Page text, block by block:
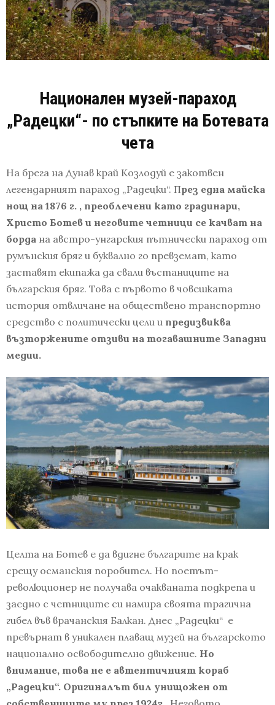
Национален музей-параход
„Радецки“- по стъпките на Ботевата
чета
На брега на Дунав край Козлодуй е закотвен
легендарният параход „Радецки“. През една майска
нощ на 1876 г. , преоблечени като градинари,
Христо Ботев и неговите четници се качват на
борда на австро-унгарския пътнически параход от
румънския бряг и буквално го превземат, като
заставят екипажа да свали въстаниците на
българския бряг. Това е първото в човешката
история отвличане на обществено транспортно
средство с политически цели и предизвиква
възторжените отзиви на тогавашните Западни
медии.
Целта на Ботев е да вдигне българите на крак
срещу османския поробител. Но поетът-
революционер не получава очакваната подкрепа и
заедно с четниците си намира своята трагична
гибел във врачанския Балкан. Днес „Радецки“ е
превърнат в уникален плаващ музей на българското
национално освободително движение. Но
внимание, това не е автентичният кораб
„Радецки“. Оригиналът бил унищожен от